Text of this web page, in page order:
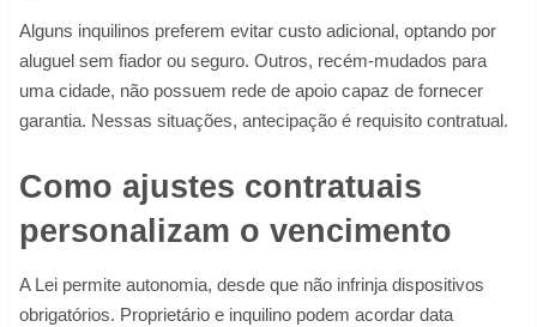
Alguns inquilinos preferem evitar custo adicional, optando por
aluguel sem fiador ou seguro. Outros, recém-mudados para
uma cidade, não possuem rede de apoio capaz de fornecer
garantia. Nessas situações, antecipação é requisito contratual.
Como ajustes contratuais
personalizam o vencimento
A Lei permite autonomia, desde que não infrinja dispositivos
obrigatórios. Proprietário e inquilino podem acordar data